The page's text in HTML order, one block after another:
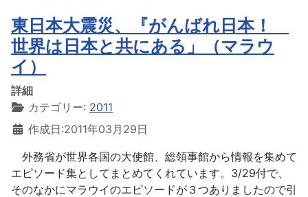
東日本大震災、『がんばれ日本！
世界は日本と共にある」（マラウ
イ）
詳細
カテゴリー: 2011
作成日:2011年03月29日
外務省が世界各国の大使館、総領事館から情報を集めて
エピソード集としてまとめてくれています。3/29付で、
そのなかにマラウイのエピソードが３つありましたので引